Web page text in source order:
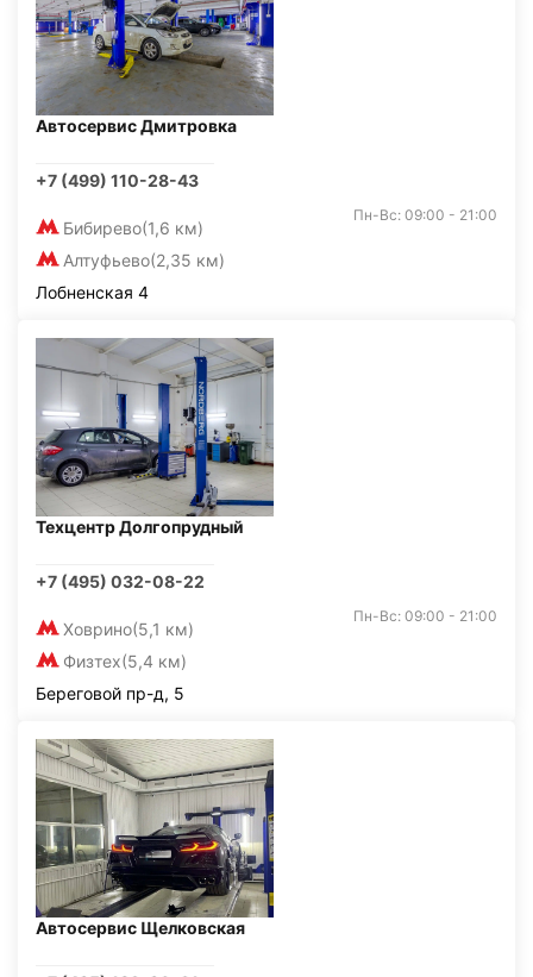
Автосервис Дмитровка
+7 (499) 110-28-43
Бибирево(1,6 км)
Алтуфьево(2,35 км)
Пн-Вс: 09:00 - 21:00
Лобненская 4
Техцентр Долгопрудный
+7 (495) 032-08-22
Ховрино(5,1 км)
Физтех(5,4 км)
Пн-Вс: 09:00 - 21:00
Береговой пр-д, 5
Автосервис Щелковская